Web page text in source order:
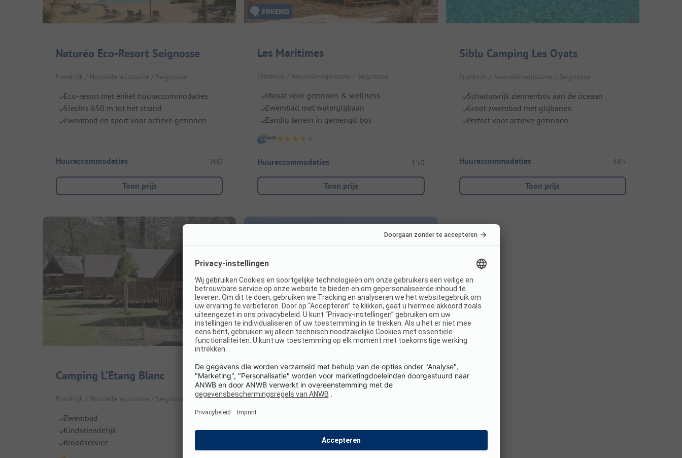
Naturéo Eco-Resort Seignosse
Frankrijk / Nouvelle-aquitaine / Seignosse
Eco-resort met enkel huuraccommodaties
Slechts 650 m tot het strand
Zwembad en sport voor actieve gezinnen
Huuraccommodaties 200
Toon prijs
Les Maritimes
Frankrijk / Nouvelle-aquitaine / Seignosse
Ideaal voor gezinnen & wellness
Zwembad met waterglijbaan
Zandig terrein in gemengd bos
Huuraccommodaties 150
Toon prijs
Siblu Camping Les Oyats
Frankrijk / Nouvelle-aquitaine / Seignosse
Schaduwrijk dennenbos aan de oceaan
Groot zwembad met glijbanen
Perfect voor actieve gezinnen
Huuraccommodaties 385
Toon prijs
Camping L'Etang Blanc
Frankrijk / Nouvelle-aquitaine / Seignosse
Zwembad
Kindvriendelijk
Broodservice
Capfun camping Clown Océan
Alleen huuraccommodaties voor gezinnen
Waterpark met coole glijbanen